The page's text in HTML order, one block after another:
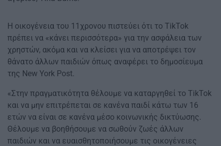
Η οικογένεια του 11χρονου πιστεύει ότι το TikTok
πρέπει να «κάνει περισσότερα» για την ασφάλεια των
χρηστών, ακόμα και να κλείσει για να αποτρέψει τον
θάνατο άλλων παιδιών όπως αναφέρει το δημοσίευμα
της New York Post.
«Στην πραγματικότητα θέλουμε να καταργηθεί το TikTok
και να μην επιτρέπεται σε κανένα παιδί κάτω των 16
ετών να είναι σε κανένα μέσο κοινωνικής δικτύωσης.
Θέλουμε να βοηθήσουμε να σωθούν ζωές άλλων
παιδιών και να ευαισθητοποιήσουμε τις οικογένειες